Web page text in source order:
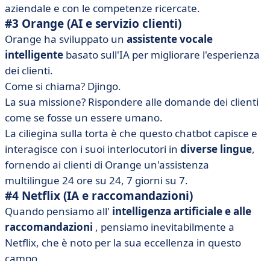
aziendale e con le competenze ricercate.
#3 Orange (AI e servizio clienti)
Orange ha sviluppato un assistente vocale
intelligente basato sull'IA per migliorare l'esperienza
dei clienti.
Come si chiama? Djingo.
La sua missione? Rispondere alle domande dei clienti
come se fosse un essere umano.
La ciliegina sulla torta è che questo chatbot capisce e
interagisce con i suoi interlocutori in diverse lingue,
fornendo ai clienti di Orange un'assistenza
multilingue 24 ore su 24, 7 giorni su 7.
#4 Netflix (IA e raccomandazioni)
Quando pensiamo all' intelligenza artificiale e alle
raccomandazioni , pensiamo inevitabilmente a
Netflix, che è noto per la sua eccellenza in questo